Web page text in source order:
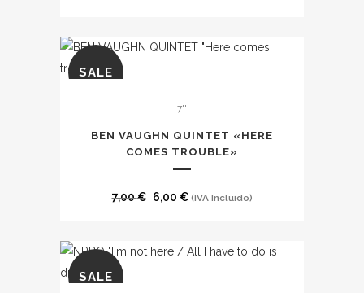
era:
es:
SALE
7''
BEN VAUGHN QUINTET «HERE
COMES TROUBLE»
7,00€ El
era:
6,00 €El
es:
(IVA Incluido)
SALE